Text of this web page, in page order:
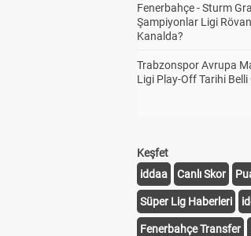
Fenerbahçe - Sturm
Şampiyonlar Ligi
Kanalda?
Trabzonspor Avrupa
Ligi Play-Off Tarihi Belli
Keşfet
iddaa
Canlı Skor
Süper Lig Haberleri
Fenerbahçe Transfer